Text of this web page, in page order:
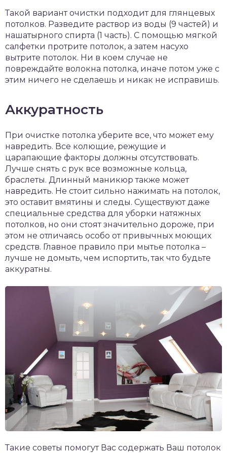
Такой вариант очистки подходит для глянцевых
потолков. Разведите раствор из воды (9 частей) и
нашатырного спирта (1 часть). С помощью мягкой
салфетки протрите потолок, а затем насухо
вытрите потолок. Ни в коем случае не
повреждайте волокна потолка, иначе потом уже с
этим ничего не сделаешь и никак не исправишь.
Аккуратность
При очистке потолка уберите все, что может ему
навредить. Все колющие, режущие и
царапающие факторы должны отсутствовать.
Лучше снять с рук все возможные кольца,
браслеты. Длинный маникюр также может
навредить. Не стоит сильно нажимать на потолок,
это оставит вмятины и следы. Существуют даже
специальные средства для уборки натяжных
потолков, но они стоят значительно дороже, при
этом не отличаясь особо от привычных моющих
средств. Главное правило при мытье потолка –
лучше не домыть, чем испортить, так что будьте
аккуратны.
Такие советы помогут Вас содержать Ваш потолок